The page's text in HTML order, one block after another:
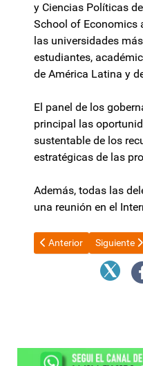
y Ciencias Políticas
School of Economics
las universidades
estudiantes,
de América Latina y
El panel de los
principal las
sustentable de los
estratégicas de las
Además, todas las
una reunión en el
Artículo anterior:
Anterior Artículo
Siguiente